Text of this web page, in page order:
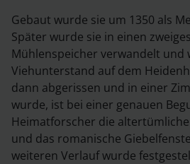
Gebaut wurde sie um 1350 als
Später wurde sie in einen
Mühlenspeicher verwandelt und
Viehunterstand auf dem
dann abgerissen und in einer
wurde, ist bei einer genauen
Heimatforscher die
und das romanische
weiteren Verlauf wurde